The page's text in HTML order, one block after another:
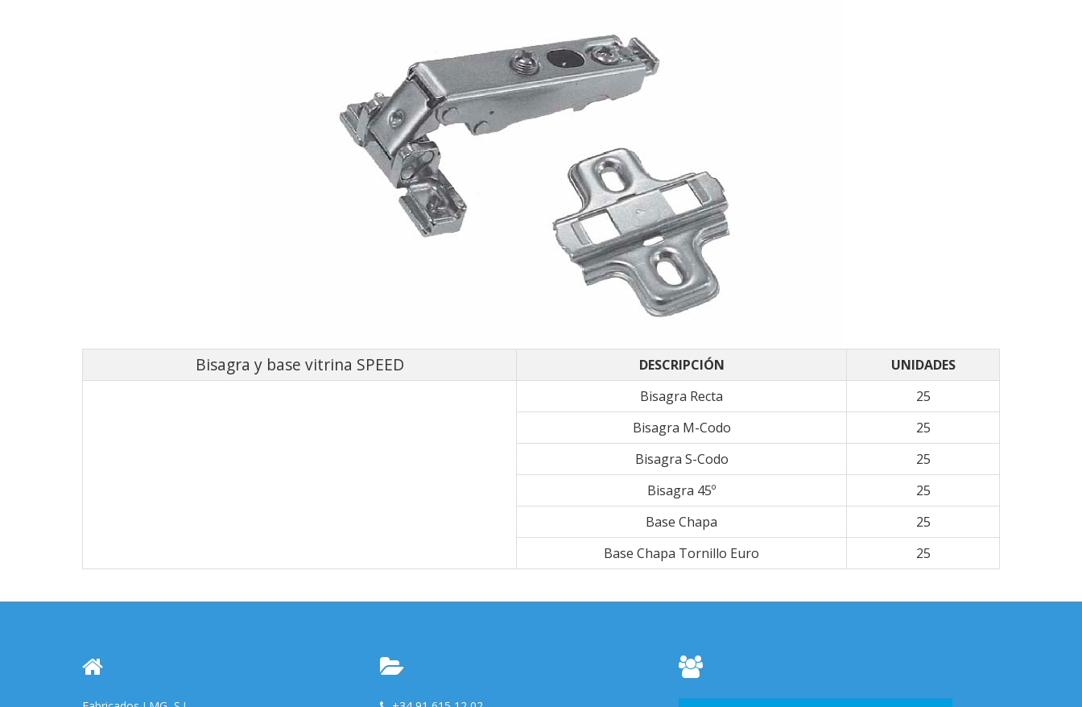
Bisagra y base vitrina SPEED DESCRIPCIÓN
UNIDADES
Bisagra Recta
25
Bisagra M-Codo
25
Bisagra S-Codo
25
Bisagra 45º
25
Base Chapa
25
Base Chapa Tornillo Euro
25